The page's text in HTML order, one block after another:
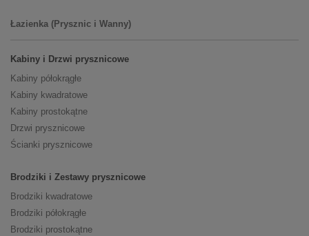
Łazienka (Prysznic i Wanny)
Kabiny i Drzwi prysznicowe
Kabiny półokrągłe
Kabiny kwadratowe
Kabiny prostokątne
Drzwi prysznicowe
Ścianki prysznicowe
Brodziki i Zestawy prysznicowe
Brodziki kwadratowe
Brodziki półokrągłe
Brodziki prostokątne